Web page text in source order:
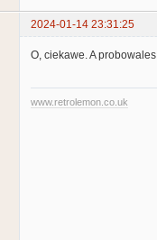
2024-01-14 23:31:25
O, ciekawe. A
www.retrolemon.co.uk